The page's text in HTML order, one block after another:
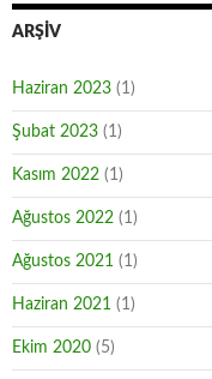
ARŞIV
Haziran 2023 (1)
Şubat 2023 (1)
Kasım 2022 (1)
Ağustos 2022 (1)
Ağustos 2021 (1)
Haziran 2021 (1)
Ekim 2020 (5)